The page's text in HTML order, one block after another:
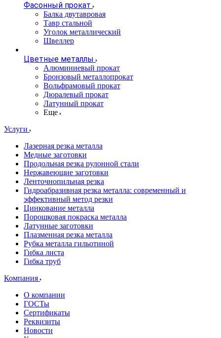
Фасонный прокат
Балка двутавровая
Тавр стальной
Уголок металлический
Швеллер
Цветные металлы
Алюминиевый прокат
Бронзовый металлопрокат
Вольфрамовый прокат
Дюралевый прокат
Латунный прокат
Еще
Услуги
Лазерная резка металла
Медные заготовки
Продольная резка рулонной стали
Нержавеющие заготовки
Ленточнопильная резка
Гидроабразивная резка металла: современный и
эффективный метод резки
Цинкование металла
Порошковая покраска металла
Латунные заготовки
Плазменная резка металла
Рубка металла гильотиной
Гибка листа
Гибка труб
Компания
О компании
ГОСТы
Сертификаты
Реквизиты
Новости